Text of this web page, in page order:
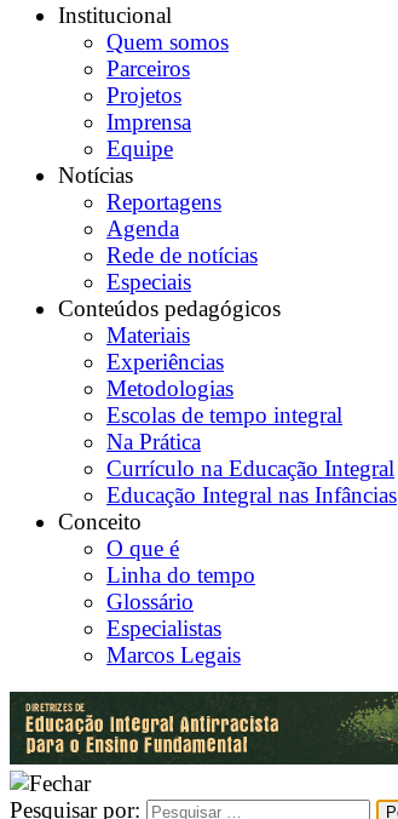
Institucional
Quem somos
Parceiros
Projetos
Imprensa
Equipe
Notícias
Reportagens
Agenda
Rede de notícias
Especiais
Conteúdos pedagógicos
Materiais
Experiências
Metodologias
Escolas de tempo integral
Na Prática
Currículo na Educação Integral
Educação Integral nas Infâncias
Conceito
O que é
Linha do tempo
Glossário
Especialistas
Marcos Legais
Pesquisar por: